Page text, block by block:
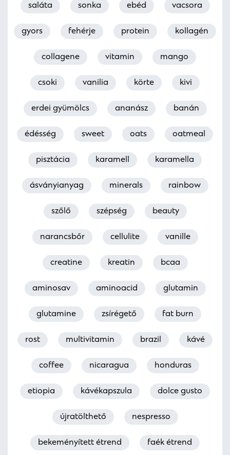
saláta sonka ebéd vacsora
gyors fehérje protein kollagén
collagene vitamin mango
csoki vanilia körte kivi
erdei gyümölcs ananász banán
édésség sweet oats oatmeal
pisztácia karamell karamella
ásványianyag minerals rainbow
szőlő szépség beauty
narancsbőr cellulite vanille
creatine kreatin bcaa
aminosav aminoacid glutamin
glutamine zsírégető fat burn
rost multivitamin brazil kávé
coffee nicaragua honduras
etiopia kávékapszula dolce gusto
újratölthető nespresso
bekeményített étrend faék étrend